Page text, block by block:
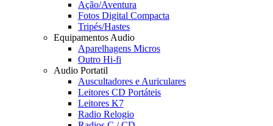
Ação/Aventura
Fotos Digital Compacta
Tripés/Hastes
Equipamentos Audio
Aparelhagens Micros
Outro Hi-fi
Audio Portatil
Auscultadores e Auriculares
Leitores CD Portáteis
Leitores K7
Radio Relogio